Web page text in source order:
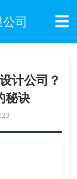
司 ☰
计公司？
秘诀